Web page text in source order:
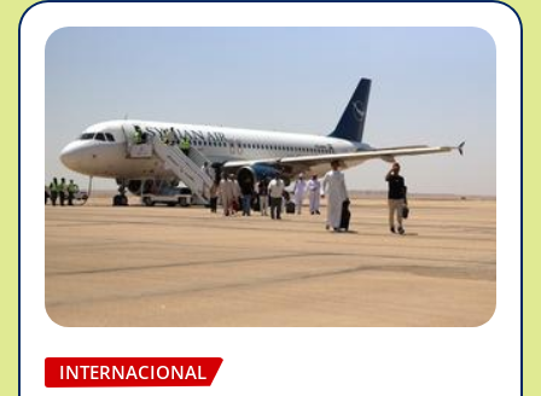
INTERNACIONAL